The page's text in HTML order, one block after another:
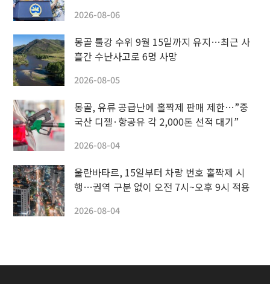
2026-08-06
몽골 툴강 수위 9월 15일까지 유지…최근 사
흘간 수난사고로 6명 사망
2026-08-05
몽골, 유류 공급난에 홀짝제 판매 제한…”중
국산 디젤·항공유 각 2,000톤 선적 대기”
2026-08-04
울란바타르, 15일부터 차량 번호 홀짝제 시
행…권역 구분 없이 오전 7시~오후 9시 적용
2026-08-04